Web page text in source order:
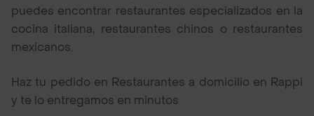
puedes encontrar restaurantes especializados en la
cocina italiana, restaurantes chinos o restaurantes
mexicanos.
Haz tu pedido en Restaurantes a domicilio en Rappi
y te lo entregamos en minutos